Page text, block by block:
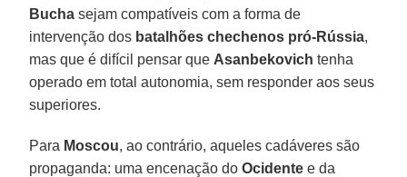
Bucha sejam compatíveis com a forma de
intervenção dos batalhões chechenos pró-Rússia,
mas que é difícil pensar que Asanbekovich tenha
operado em total autonomia, sem responder aos seus
superiores.
Para Moscou, ao contrário, aqueles cadáveres são
propaganda: uma encenação doOcidente e da